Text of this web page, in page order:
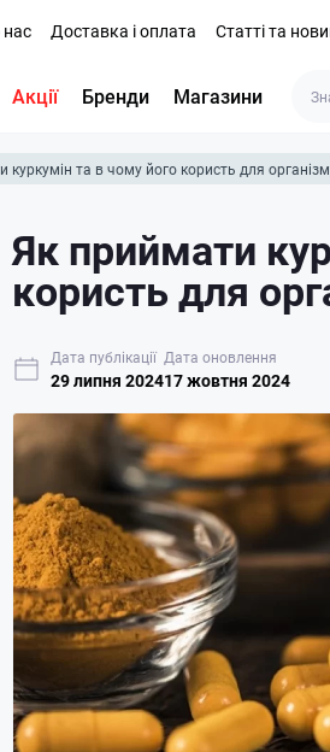
Доставка і оплата Статті та
Акції Бренди Магазини
куркумін та в чому його користь для
Як приймати
користь для
Дата публікації
29 липня 2024
Дата оновлення
17 жовтня 2024